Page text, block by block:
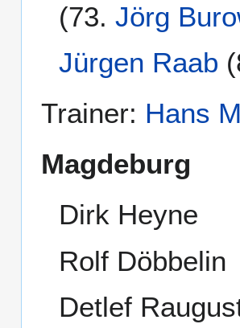
(73.Jörg
Jürgen Raab
Trainer: Hans
Magdeburg
Dirk Heyne
Rolf Döbbelin
Detlef